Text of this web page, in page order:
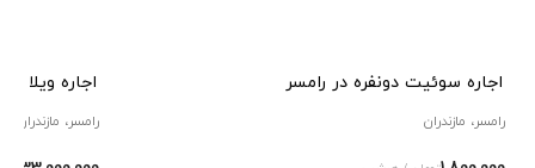
اجاره سوئیت دونفره در رامسر
رامسر، مازندران
اجاره ویلا
رامسر، مازندران